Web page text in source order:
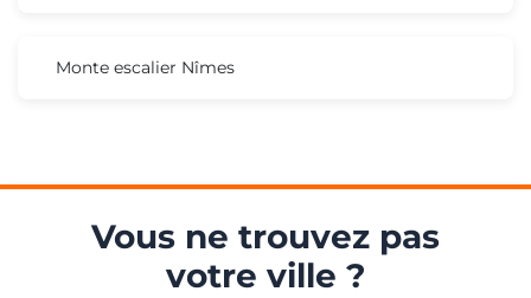
Monte escalier Nîmes
Vous ne trouvez pas
votre ville ?